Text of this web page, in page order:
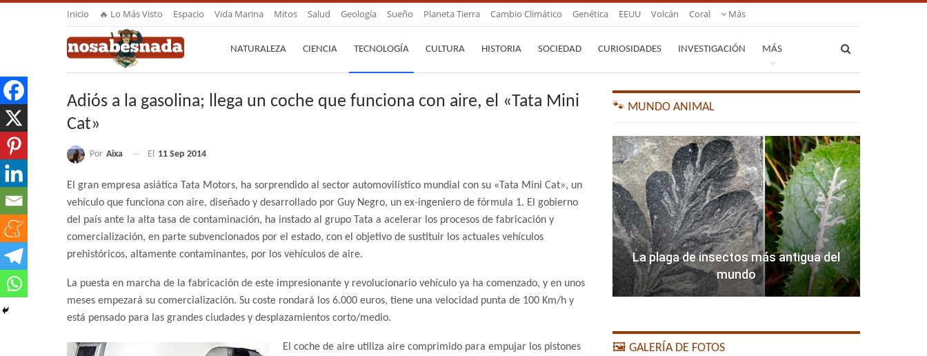
Inicio 🔥 Lo Más Visto Espacio Vida Marina Mitos Salud Geología Sueño Planeta Tierra Cambio Climático Genética EEUU Volcán Coral Más
NATURALEZA CIENCIA TECNOLOGÍA CULTURA HISTORIA SOCIEDAD CURIOSIDADES INVESTIGACIÓN MÁS
Adiós a la gasolina; llega un coche que funciona con aire, el «Tata Mini
Cat»
Por Aixa El 11 Sep 2014
El gran empresa asiática Tata Motors, ha sorprendido al sector automovilístico mundial con su «Tata Mini Cat», un
vehículo que funciona con aire, diseñado y desarrollado por Guy Negro, un ex-ingeniero de fórmula 1. El gobierno
del país ante la alta tasa de contaminación, ha instado al grupo Tata a acelerar los procesos de fabricación y
comercialización, en parte subvencionados por el estado, con el objetivo de sustituir los actuales vehículos
prehistóricos, altamente contaminantes, por los vehículos de aire.
La puesta en marcha de la fabricación de este impresionante y revolucionario vehículo ya ha comenzado, y en unos
meses empezará su comercialización. Su coste rondará los 6.000 euros, tiene una velocidad punta de 100 Km/h y
está pensado para las grandes ciudades y desplazamientos corto/medio.
El coche de aire utiliza aire comprimido para empujar los pistones
🐾 MUNDO ANIMAL
La plaga de insectos más antigua del
mundo
🖼️ GALERÍA DE FOTOS